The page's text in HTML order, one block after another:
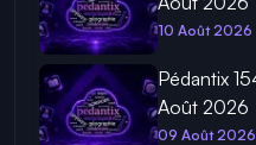
10 Août 2026
Pédantix
Août 2026
09 Août 2026